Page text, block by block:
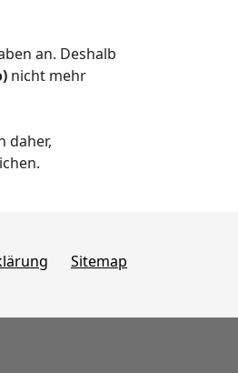
an. Deshalb
nicht mehr
daher,
Sitemap